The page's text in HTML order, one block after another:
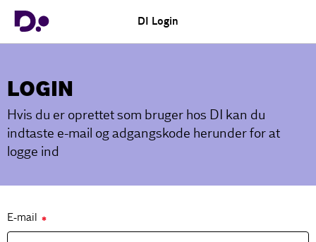
DI Login
LOGIN
Hvis du er oprettet som bruger hos DI kan du
indtaste e-mail og adgangskode herunder for at
logge ind
E-mail ✱